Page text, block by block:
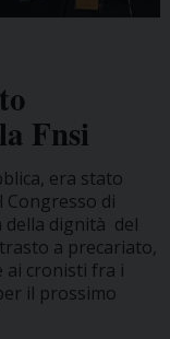
Fnsi
era stato
di
della dignità del
a precariato,
ai cronisti fra i
il prossimo